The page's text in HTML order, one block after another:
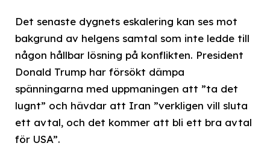
Det senaste dygnets eskalering kan ses mot
bakgrund av helgens samtal som inte ledde till
någon hållbar lösning på konflikten. President
Donald Trump har försökt dämpa
spänningarna med uppmaningen att ”ta det
lugnt” och hävdar att Iran ”verkligen vill sluta
ett avtal, och det kommer att bli ett bra avtal
för USA”.